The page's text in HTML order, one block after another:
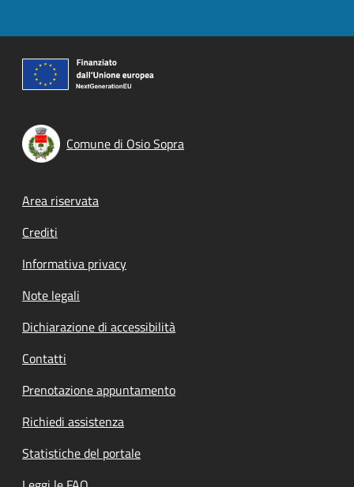
Comune di Osio Sopra
Footer menu
Area riservata
Crediti
Informativa privacy
Note legali
Dichiarazione di accessibilità
Contatti
Prenotazione appuntamento
Richiedi assistenza
Statistiche del portale